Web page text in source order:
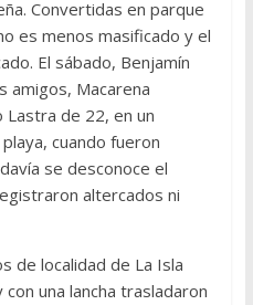
Convertidas en parque
es menos masificado y el
El sábado, Benjamín
amigos, Macarena
Lastra de 22, en un
cuando fueron
se desconoce el
altercados ni
de localidad de La Isla
una lancha trasladaron